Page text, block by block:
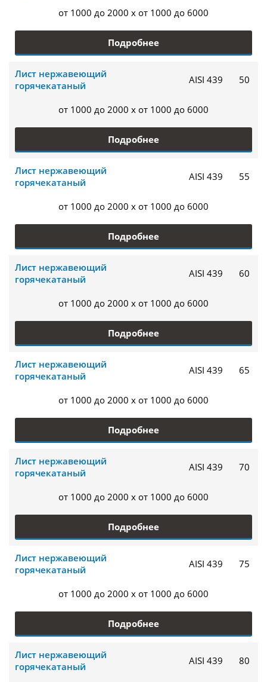
от 1000 до 2000 x от 1000 до 6000
Подробнее
Лист нержавеющий
горячекатаный
AISI 439 50
от 1000 до 2000 x от 1000 до 6000
Подробнее
Лист нержавеющий
горячекатаный
AISI 439 55
от 1000 до 2000 x от 1000 до 6000
Подробнее
Лист нержавеющий
горячекатаный
AISI 439 60
от 1000 до 2000 x от 1000 до 6000
Подробнее
Лист нержавеющий
горячекатаный
AISI 439 65
от 1000 до 2000 x от 1000 до 6000
Подробнее
Лист нержавеющий
горячекатаный
AISI 439 70
от 1000 до 2000 x от 1000 до 6000
Подробнее
Лист нержавеющий
горячекатаный
AISI 439 75
от 1000 до 2000 x от 1000 до 6000
Подробнее
Лист нержавеющий
горячекатаный
AISI 439 80